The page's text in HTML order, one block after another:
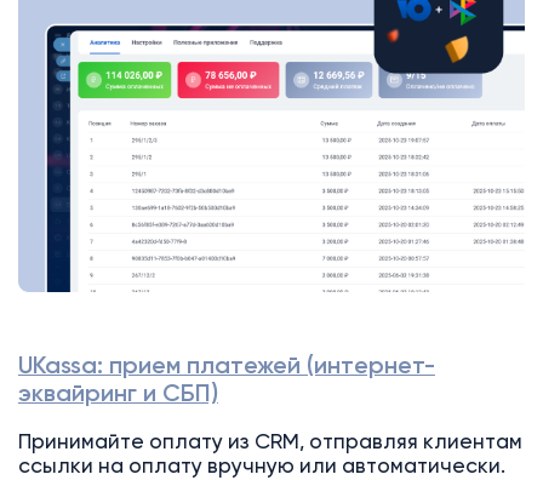
UKassa: прием платежей (интернет-
эквайринг и СБП)
Принимайте оплату из CRM, отправляя клиентам
ссылки на оплату вручную или автоматически.